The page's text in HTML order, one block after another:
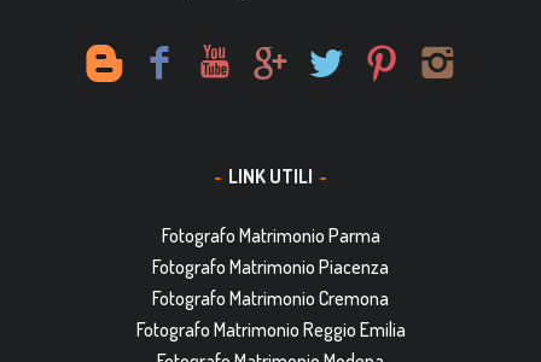
LINK UTILI
Fotografo Matrimonio Parma
Fotografo Matrimonio Piacenza
Fotografo Matrimonio Cremona
Fotografo Matrimonio Reggio Emilia